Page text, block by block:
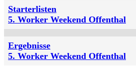
Starterlisten
5. Worker Weekend Offenthal
Ergebnisse
5. Worker Weekend Offenthal